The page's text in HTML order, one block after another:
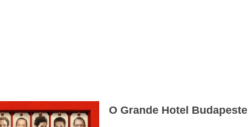
O Grande Hotel Budapeste